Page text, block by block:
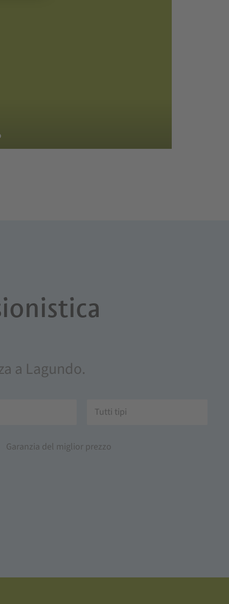
a Lagundo.
Tutti tipi
Garanzia del miglior prezzo